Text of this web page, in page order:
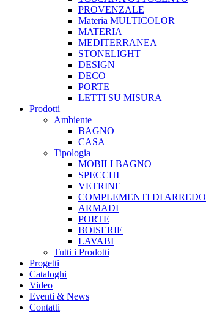
PROVENZALE
Materia MULTICOLOR
MATERIA
MEDITERRANEA
STONELIGHT
DESIGN
DECO
PORTE
LETTI SU MISURA
Prodotti
Ambiente
BAGNO
CASA
Tipologia
MOBILI BAGNO
SPECCHI
VETRINE
COMPLEMENTI DI ARREDO
ARMADI
PORTE
BOISERIE
LAVABI
Tutti i Prodotti
Progetti
Cataloghi
Video
Eventi & News
Contatti